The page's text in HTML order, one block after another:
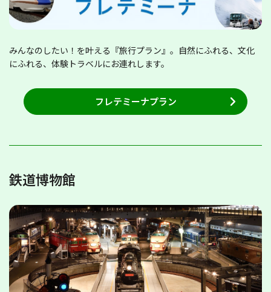
みんなのしたい！を叶える『旅行プラン』。自然にふれる、文化
にふれる、体験トラベルにお連れします。
フレテミーナプラン
鉄道博物館